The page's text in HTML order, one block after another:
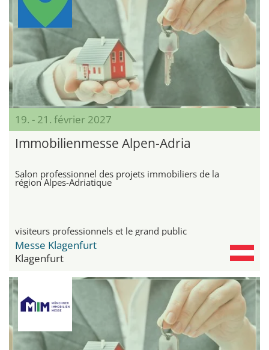
19. - 21. février 2027
Immobilienmesse Alpen-Adria
Salon professionnel des projets immobiliers de la
région Alpes-Adriatique
visiteurs professionnels et le grand public
Messe Klagenfurt
Klagenfurt